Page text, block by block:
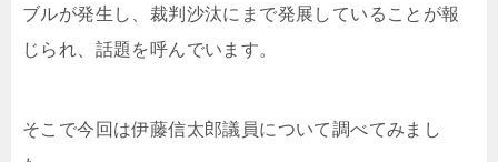
ブルが発生し、裁判沙汰にまで発展していることが報
じられ、話題を呼んでいます。
そこで今回は伊藤信太郎議員について調べてみまし